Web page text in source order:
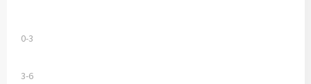
0-3
3-6